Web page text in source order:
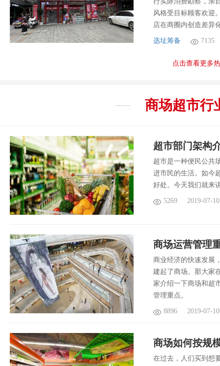
风格受目标顾客欢迎
店在商圈内创造差异
选址筹备 7135
点击查看更多
商场超市行
超市部门架构
超市是一种便民公共
进市民的生活。如今
好处。今天我们就来
5269 2019-07-10
商场运营管理
商业经济的快速发展
建起了商场。那大家
家介绍一下商场和超
管理重点。
8896 2019-07-10
商场如何按规
在过去，人们买到想